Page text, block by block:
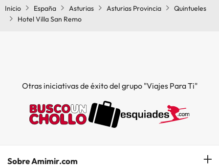
Inicio
España Asturias Asturias Provincia
Quintueles
Hotel Villa San Remo
Otras iniciativas de éxito del grupo "Viajes Para Ti"
Sobre Amimir.com